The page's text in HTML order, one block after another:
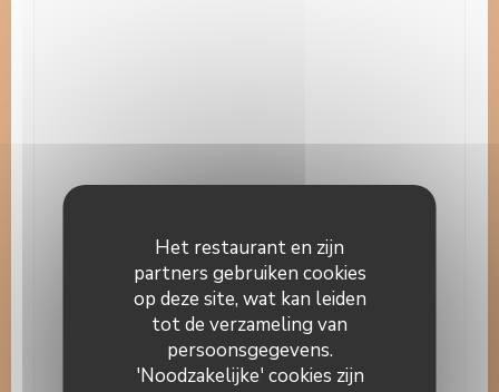
Het restaurant en zijn
partners gebruiken cookies
op deze site, wat kan leiden
tot de verzameling van
persoonsgegevens.
'Noodzakelijke' cookies zijn
20/05/2015
Petit Futé
Article paru dans le Petit Futé Alsace :